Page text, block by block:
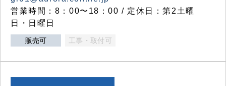
営業時間：8：00〜18：00 / 定休日：第2土曜
日・日曜日
販売可 工事・取付可